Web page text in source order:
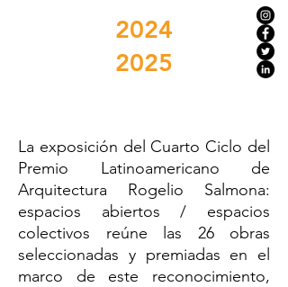
2024
2025
La exposición del Cuarto Ciclo del
Premio Latinoamericano de
Arquitectura Rogelio Salmona:
espacios abiertos / espacios
colectivos reúne las 26 obras
seleccionadas y premiadas en el
marco de este reconocimiento,